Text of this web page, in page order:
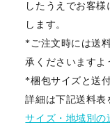
したうえでお客
します。
*ご注文時には送
承くださいますよ
*梱包サイズと送
詳細は下記送料表
サイズ・地域別の